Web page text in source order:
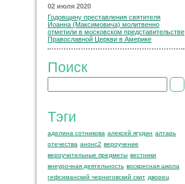
02 июля 2020
Годовщину преставления святителя
Иоанна (Максимовича) молитвенно
отметили в московском представительстве
Православной Церкви в Америке
Поиск
Тэги
аделина сотникова алексей ягудин алтарь
отечества анонс2 вероучение
вероучительные предметы вестники
внеурочная деятельность воскресная школа
гефсиманский черниговский скит дворец